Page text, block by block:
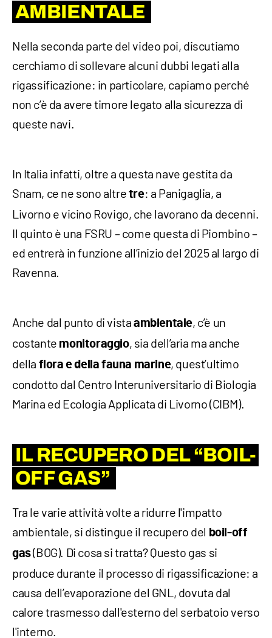
AMBIENTALE
Nella seconda parte del video poi, discutiamo
cerchiamo di sollevare alcuni dubbi legati alla
rigassificazione: in particolare, capiamo perché
non c’è da avere timore legato alla sicurezza di
queste navi.
In Italia infatti, oltre a questa nave gestita da
Snam, ce ne sono altre tre: a Panigaglia, a
Livorno e vicino Rovigo, che lavorano da decenni.
Il quinto è una FSRU – come questa di Piombino –
ed entrerà in funzione all’inizio del 2025 al largo di
Ravenna.
Anche dal punto di vista ambientale, c’è un
costante monitoraggio, sia dell’aria ma anche
della flora e della fauna marine, quest’ultimo
condotto dal Centro Interuniversitario di Biologia
Marina ed Ecologia Applicata di Livorno (CIBM).
IL RECUPERO DEL “BOIL-
OFF GAS”
Tra le varie attività volte a ridurre l'impatto
ambientale, si distingue il recupero del boil-off
gas(BOG). Di cosa si tratta? Questo gas si
produce durante il processo di rigassificazione: a
causa dell’evaporazione del GNL, dovuta dal
calore trasmesso dall'esterno del serbatoio verso
l'interno.